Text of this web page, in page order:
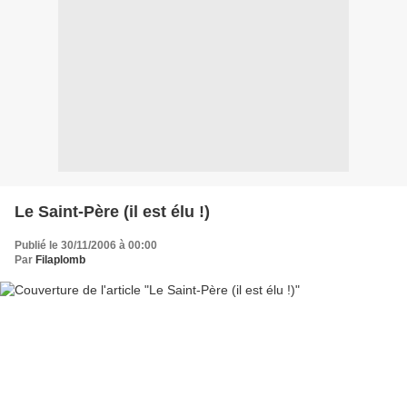
Le Saint-Père (il est élu !)
Publié le 30/11/2006 à 00:00
Par Filaplomb